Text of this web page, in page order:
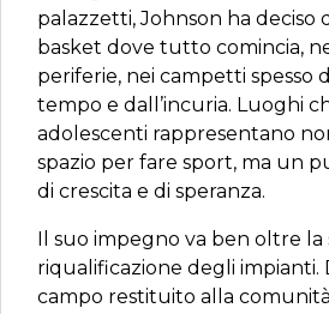
palazzetti, Johnson ha deciso
basket dove tutto comincia,
periferie, nei campetti spesso
tempo e dall’incuria. Luoghi
adolescenti rappresentano
spazio per fare sport, ma un
di crescita e di speranza.
Il suo impegno va ben oltre la
riqualificazione degli impianti.
campo restituito alla comunità